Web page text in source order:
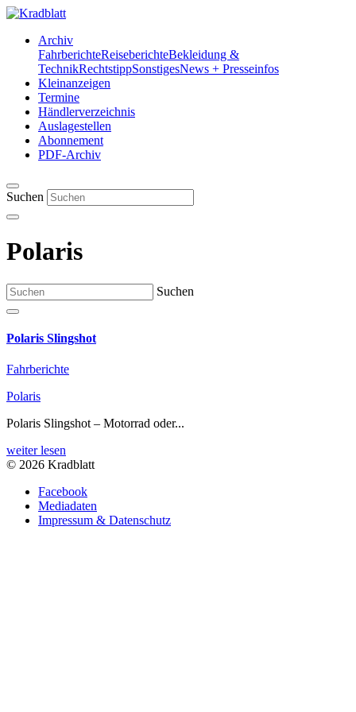
Archiv
FahrberichteReiseberichteBekleidung &
TechnikRechtstippSonstigesNews + Presseinfos
Kleinanzeigen
Termine
Händlerverzeichnis
Auslagestellen
Abonnement
PDF-Archiv
Suchen
Polaris
Suchen
Polaris Slingshot
Fahrberichte
Polaris
Polaris Slingshot – Motorrad oder...
weiter lesen
© 2026 Kradblatt
Facebook
Mediadaten
Impressum & Datenschutz